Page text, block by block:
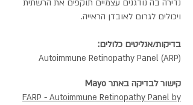
נדירה בה נודגנים עצמיים תוקפים את הרשתית
ויכולים לגרום לאובדן הראייה.
בדיקות/אנליטים כלולים:
Autoimmune Retinopathy Panel (ARP)
קישור לבדיקה באתר Mayo
FARP - Autoimmune Retinopathy Panel by